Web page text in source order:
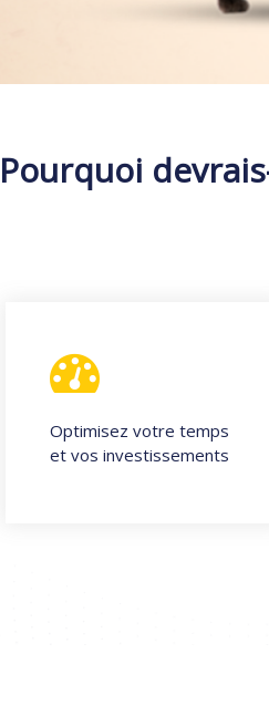
Pourquoi
Optimisez votre temps
et vos investissements